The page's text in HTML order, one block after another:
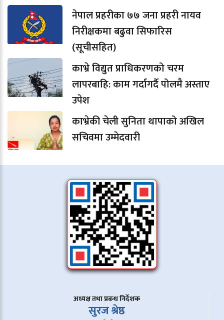
नेपाल प्रहरीका ७७ जना प्रहरी नायव
निरीक्षकमा बढुवा सिफारिस
(सूचीसहित)
काभ्रे विद्युत प्राधिकरणको चरम
लापरबाहि: काम गर्दागर्दै पोलमै अस्ताए
उपेश
काभ्रेकी चेली सुनिता थापाको अखिल
सचिवमा उम्मेदवारी
अध्यक्ष तथा प्रबन्ध निर्देशक
सुरज श्रेष्ठ